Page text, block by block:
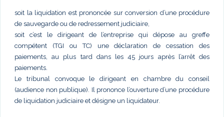
soit la liquidation est prononcée sur conversion d’une procédure
de sauvegarde ou de redressement judiciaire,
soit c’est le dirigeant de l’entreprise qui dépose au greffe
compétent (TGI ou TC) une déclaration de cessation des
paiements, au plus tard dans les 45 jours après l’arrêt des
paiements.
Le tribunal convoque le dirigeant en chambre du conseil
(audience non publique). Il prononce l’ouverture d’une procédure
de liquidation judiciaire et désigne un liquidateur.